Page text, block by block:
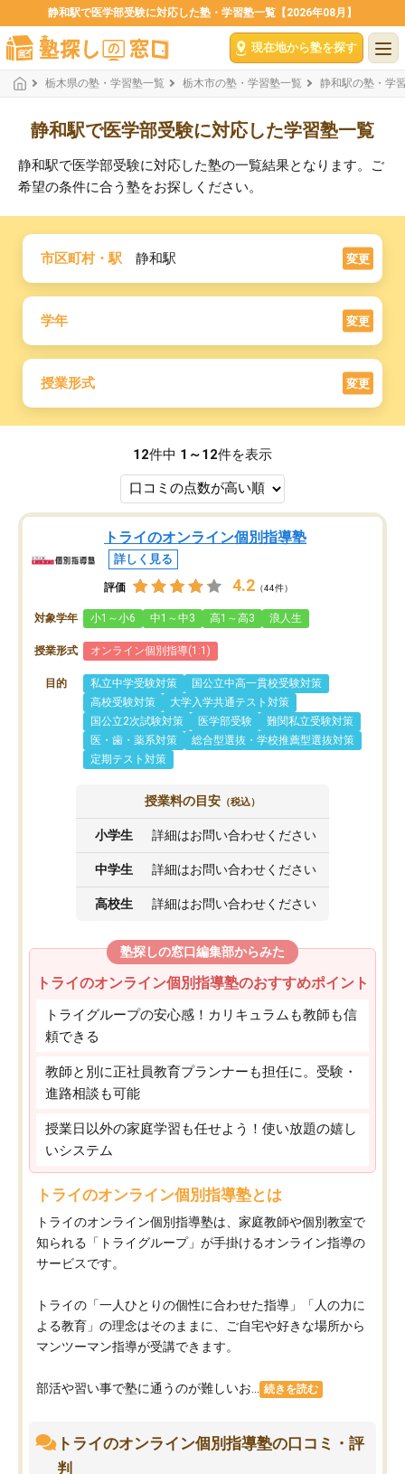
静和駅で医学部受験に対応した塾・学習塾一覧【2026年08月】
現在地から塾を探す
栃木県の塾・学習塾一覧 栃木市の塾・学習塾一覧 静和駅の塾・学
静和駅で医学部受験に対応した学習塾一覧
静和駅で医学部受験に対応した塾の一覧結果となります。ご
希望の条件に合う塾をお探しください。
市区町村・駅 静和駅 変更
学年 変更
授業形式 変更
12件中 1～12件を表示
トライのオンライン個別指導塾
詳しく見る
評価 4.2 （44件）
対象学年 小1～小6 中1～中3 高1～高3 浪人生
授業形式 オンライン個別指導(1:1)
目的 私立中学受験対策
国公立中高一貫校受験対策
高校受験対策
大学入学共通テスト対策
国公立2次試験対策
医学部受験
難関私立受験対策
医・歯・薬系対策
総合型選抜・学校推薦型選抜対策
定期テスト対策
授業料の目安 （税込）
小学生 詳細はお問い合わせください
中学生 詳細はお問い合わせください
高校生 詳細はお問い合わせください
塾探しの窓口編集部からみた
トライのオンライン個別指導塾のおすすめポイント
トライグループの安心感！カリキュラムも教師も信
頼できる
教師と別に正社員教育プランナーも担任に。受験・
進路相談も可能
授業日以外の家庭学習も任せよう！使い放題の嬉し
いシステム
トライのオンライン個別指導塾とは
トライのオンライン個別指導塾は、家庭教師や個別教室で
知られる「トライグループ」が手掛けるオンライン指導の
サービスです。
トライの「一人ひとりの個性に合わせた指導」「人の力に
よる教育」の理念はそのままに、ご自宅や好きな場所から
マンツーマン指導が受講できます。
部活や習い事で塾に通うのが難しいお... 続きを読む
トライのオンライン個別指導塾の口コミ・評
判